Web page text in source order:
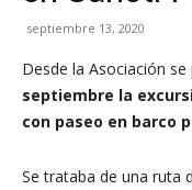
septiembre 13, 2020
Desde la Asociación
septiembre la
con paseo en barco
Se trataba de una ruta